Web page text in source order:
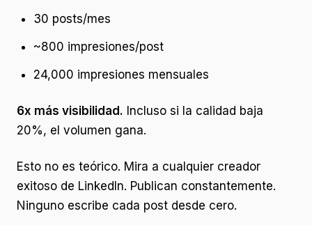
30 posts/mes
~800 impresiones/post
24,000 impresiones mensuales
6x más visibilidad. Incluso si la calidad baja
20%, el volumen gana.
Esto no es teórico. Mira a cualquier creador
exitoso de LinkedIn. Publican constantemente.
Ninguno escribe cada post desde cero.